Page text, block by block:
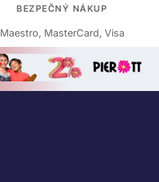
BEZPEČNÝ NÁKUP
Maestro, MasterCard, Visa